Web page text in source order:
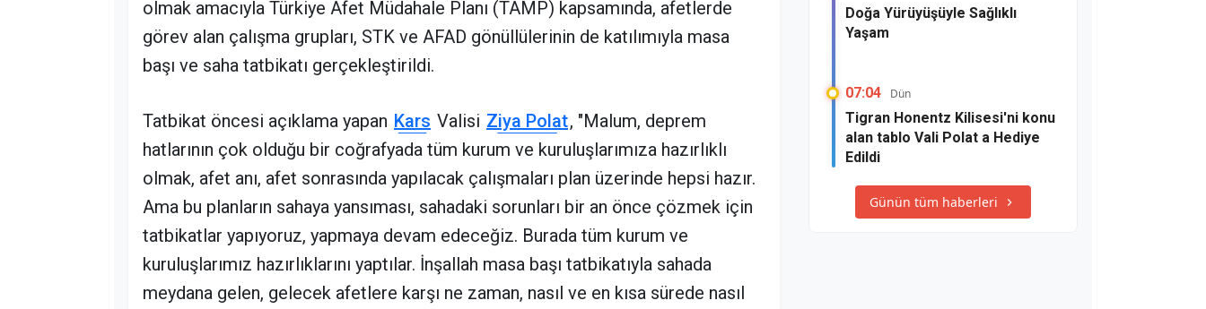
olmak amacıyla Türkiye Afet Müdahale Planı (TAMP) kapsamında, afetlerde
görev alan çalışma grupları, STK ve AFAD gönüllülerinin de katılımıyla masa
başı ve saha tatbikatı gerçekleştirildi.
Tatbikat öncesi açıklama yapan Kars Valisi Ziya Polat, "Malum, deprem
hatlarının çok olduğu bir coğrafyada tüm kurum ve kuruluşlarımıza hazırlıklı
olmak, afet anı, afet sonrasında yapılacak çalışmaları plan üzerinde hepsi hazır.
Ama bu planların sahaya yansıması, sahadaki sorunları bir an önce çözmek için
tatbikatlar yapıyoruz, yapmaya devam edeceğiz. Burada tüm kurum ve
kuruluşlarımız hazırlıklarını yaptılar. İnşallah masa başı tatbikatıyla sahada
meydana gelen, gelecek afetlere karşı ne zaman, nasıl ve en kısa sürede nasıl
Doğa Yürüyüşüyle Sağlıklı
Yaşam
07:04 Dün
Tigran Honentz Kilisesi'ni konu
alan tablo Vali Polat a Hediye
Edildi
Günün tüm haberleri